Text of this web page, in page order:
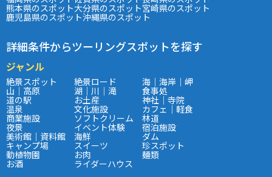
熊本県のスポット大分県のスポット宮崎県のスポット
鹿児島県のスポット沖縄県のスポット
詳細条件からツーリングスポットを探す
ジャンル
絶景スポット 絶景ロード 海｜海岸｜岬
山｜高原 湖｜川｜滝 食事処
道の駅 お土産 神社｜寺院
温泉 文化施設 カフェ｜軽食
商業施設 ソフトクリーム 林道
夜景 イベント体験 宿泊施設
美術館｜資料館 海鮮 ダム
キャンプ場 スイーツ 珍スポット
動植物園 お肉 麺類
お酒 ライダーハウス